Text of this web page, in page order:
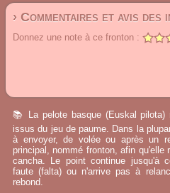
› Commentaires et avis des
Donnez une note à ce fronton :
📚 La pelote basque (Euskal pilota)
issus du jeu de paume. Dans la
à envoyer, de volée ou après un
principal, nommé fronton, afin qu'elle
cancha. Le point continue jusqu'à
faute (falta) ou n'arrive pas à
rebond.